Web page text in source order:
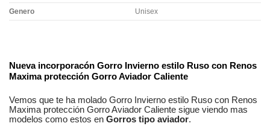
Genero Unisex
Nueva incorporacón Gorro Invierno estilo Ruso con Renos
Maxima protección Gorro Aviador Caliente
Vemos que te ha molado Gorro Invierno estilo Ruso con Renos
Maxima protección Gorro Aviador Caliente sigue viendo mas
modelos como estos en Gorros tipo aviador.